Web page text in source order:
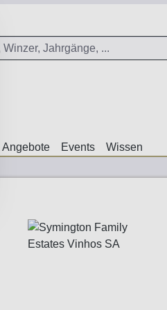
Angebote Events Wissen